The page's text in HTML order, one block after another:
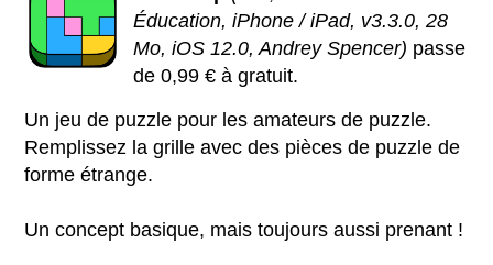
Éducation, iPhone / iPad, v3.3.0, 28
Mo, iOS 12.0, Andrey Spencer) passe
de 0,99 € à gratuit.
Un jeu de puzzle pour les amateurs de puzzle.
Remplissez la grille avec des pièces de puzzle de
forme étrange.
Un concept basique, mais toujours aussi prenant !